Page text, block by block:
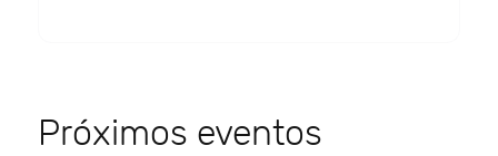
Próximos eventos